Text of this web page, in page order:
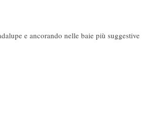
e ancorando nelle baie più suggestive